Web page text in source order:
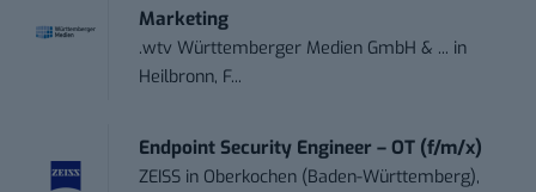
Marketing
.wtv Württemberger Medien GmbH & ... in
Heilbronn, F...
Endpoint Security Engineer – OT (f/m/x)
ZEISS in Oberkochen (Baden-Württemberg),